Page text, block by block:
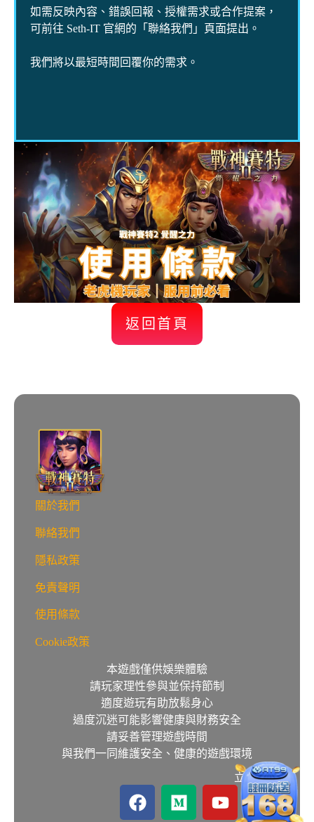
如需反映內容、錯誤回報、授權需求或合作提案，
可前往 Seth-IT 官網的「聯絡我們」頁面提出。
我們將以最短時間回覆你的需求。
返回首頁
關於我們
聯絡我們
隱私政策
免責聲明
使用條款
Cookie政策
本遊戲僅供娛樂體驗
請玩家理性參與並保持節制
適度遊玩有助放鬆身心
過度沉迷可能影響健康與財務安全
請妥善管理遊戲時間
與我們一同維護安全、健康的遊戲環境
立即掌握